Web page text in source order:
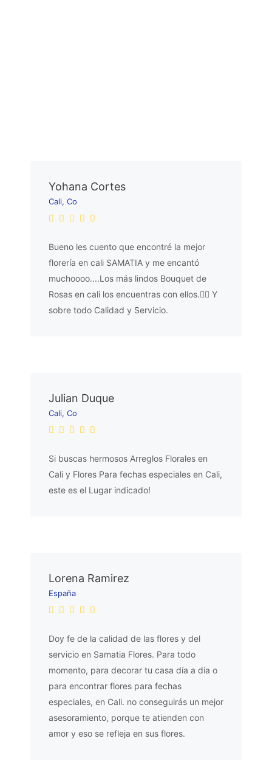
Yohana Cortes
Cali, Co
Bueno les cuento que encontré la mejor
florería en cali SAMATIA y me encantó
muchoooo....Los más lindos Bouquet de
Rosas en cali los encuentras con ellos.👌🏼 Y
sobre todo Calidad y Servicio.
Julian Duque
Cali, Co
Si buscas hermosos Arreglos Florales en
Cali y Flores Para fechas especiales en Cali,
este es el Lugar indicado!
Lorena Ramirez
España
Doy fe de la calidad de las flores y del
servicio en Samatia Flores. Para todo
momento, para decorar tu casa día a día o
para encontrar flores para fechas
especiales, en Cali. no conseguirás un mejor
asesoramiento, porque te atienden con
amor y eso se refleja en sus flores.